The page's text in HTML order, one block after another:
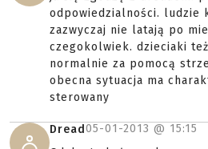
odpowiedzialności. ludzie
zazwyczaj nie latają po
czegokolwiek. dzieciaki
normalnie za pomocą
obecna sytuacja ma
sterowany
Dread05-01-2013 @ 15:15